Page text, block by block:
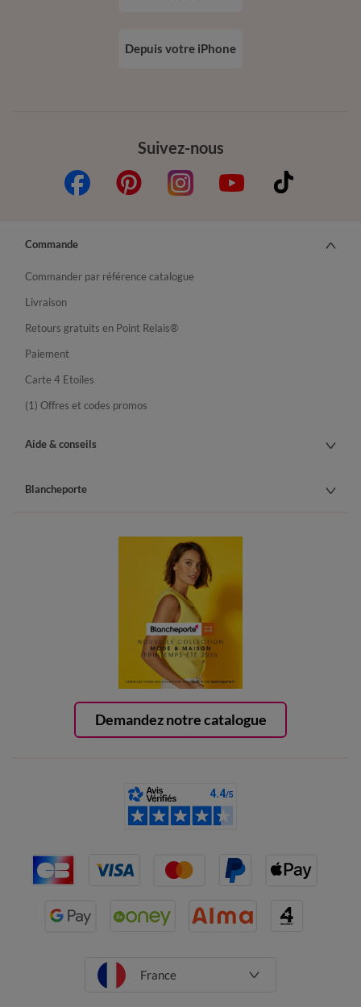
Suivez-nous
Depuis votre iPhone
Demandez notre catalogue
Commande
Commander par référence catalogue
Livraison
Retours gratuits en Point Relais®
Paiement
Carte 4 Etoiles
(1) Offres et codes promos
Aide & conseils
Blancheporte
France